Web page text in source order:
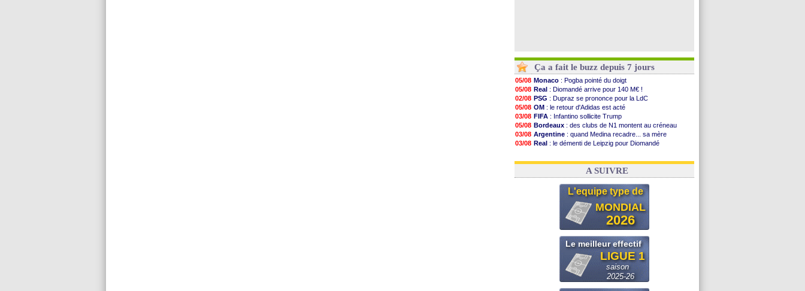
Ça a fait le buzz depuis 7 jours
05/08 Monaco : Pogba pointé du doigt
05/08 Real : Diomandé arrive pour 140 M€ !
02/08 PSG : Dupraz se prononce pour la LdC
05/08 OM : le retour d'Adidas est acté
03/08 FIFA : Infantino sollicite Trump
05/08 Bordeaux : des clubs de N1 montent au créneau
03/08 Argentine : quand Medina recadre... sa mère
03/08 Real : le démenti de Leipzig pour Diomandé
03/08 OM: Paixão attire un 2e club anglais
A SUIVRE
L'equipe type de
MONDIAL
2026
Le meilleur effectif
LIGUE 1
saison
2025-26